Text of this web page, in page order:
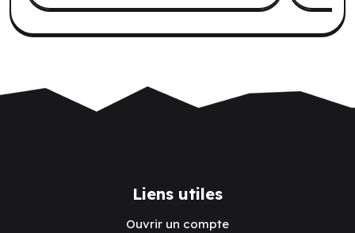
Liens utiles
Ouvrir un compte